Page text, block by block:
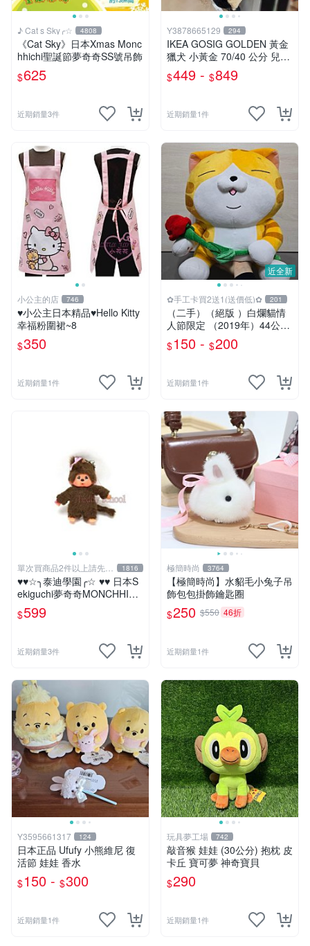
♪ Cat s Sky╭☆ 4808
《Cat Sky》日本Xmas Monc
hhichi聖誕節夢奇奇SS號吊飾
$625
近期銷量3件
Y3878665129 294
IKEA GOSIG GOLDEN 黃金
獵犬 小黃金 70/40 公分 兒童
擺飾 玩偶 大狗 小狗 狗
$449 - $849
近期銷量1件
小公主的店 746
♥小公主日本精品♥Hello Kitty
幸福粉圍裙~8
$350
近期銷量1件
近全新
✿手工卡買2送1(送價低)✿ 201
（二手）（絕版 ）白爛貓情
人節限定 （2019年）44公分
大娃＆雞腿爛
$150 - $200
近期銷量1件
單次買商品2件以上請先詢
問運費
1816
♥♥☆╮泰迪學園╭☆ ♥♥ 日本S
ekiguchi夢奇奇MONCHHICH
I【mini女孩】吊飾(另售男孩)
$599
近期銷量3件
極簡時尚 3764
【極簡時尚】水貂毛小兔子吊
飾包包掛飾鑰匙圈
$250 $550 46折
近期銷量1件
Y3595661317 124
日本正品 Ufufy 小熊維尼 復
活節 娃娃 香水
$150 - $300
近期銷量1件
玩具夢工場 742
敲音猴 娃娃 (30公分) 抱枕 皮
卡丘 寶可夢 神奇寶貝
$290
近期銷量1件